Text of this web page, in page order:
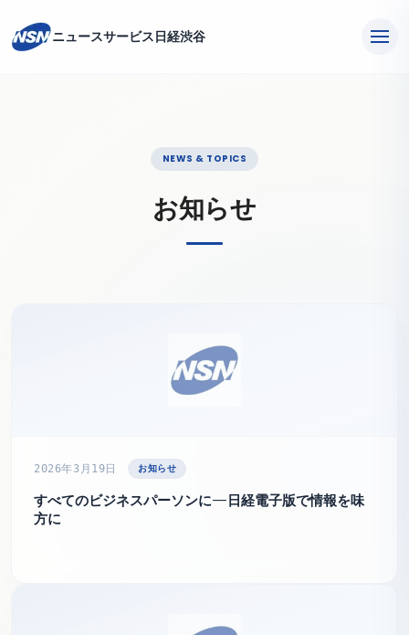
ニュースサービス日経渋谷
NEWS & TOPICS
お知らせ
2026年3月19日 お知らせ
すべてのビジネスパーソンに—日経電子版で情報を味
方に